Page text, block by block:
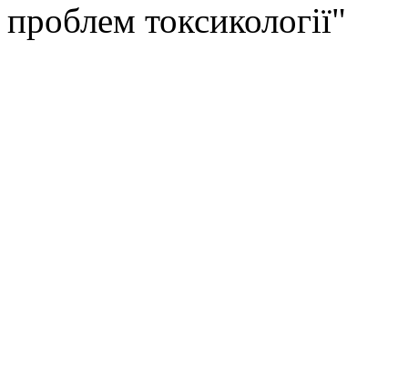
проблем токсикології"